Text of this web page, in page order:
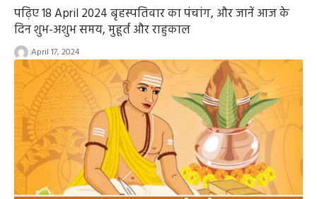
पढ़िए 18 April 2024 बृहस्पतिवार का पंचांग, और जानें आज के
दिन शुभ-अशुभ समय, मुहूर्त और राहुकाल
April 17, 2024